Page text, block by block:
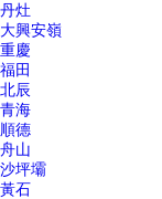
丹灶
大興安嶺
重慶
福田
北辰
青海
順德
舟山
沙坪壩
黃石